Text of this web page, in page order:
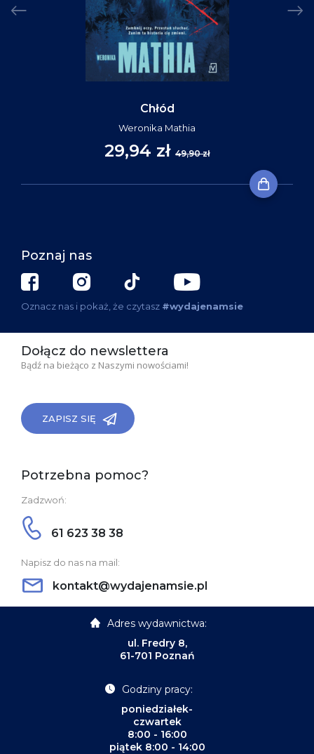
Chłód
Weronika Mathia
29,94 zł 49,90 zł
Poznaj nas
Oznacz nas i pokaż, że czytasz #wydajenamsie
Dołącz do newslettera
Bądź na bieżąco z Naszymi nowościami!
ZAPISZ SIĘ
Potrzebna pomoc?
Zadzwoń:
61 623 38 38
Napisz do nas na mail:
kontakt@wydajenamsie.pl
Adres wydawnictwa:
ul. Fredry 8,
61-701 Poznań
Godziny pracy:
poniedziałek-
czwartek
8:00 - 16:00
piątek 8:00 - 14:00